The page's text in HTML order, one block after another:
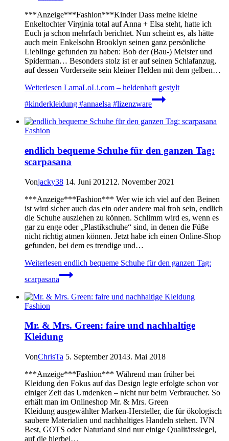
***Anzeige***Fashion***Kinder Dass meine kleine
Enkeltochter Virginia total auf Anna + Elsa steht, hatte ich
Euch ja schon mehrfach berichtet. Nun scheint es, als hätte
auch mein Enkelsohn Brooklyn seinen ganz persönliche
Lieblinge gefunden zu haben: Bob der (Bau-) Meister und
Spiderman… Besonders stolz ist er auf seinen Schlafanzug,
auf dessen Vorderseite sein kleiner Helden mit dem gelben…
Weiterlesen LamaLoLi.com – heldenhaft gestylt
#kinderkleidung #annaelsa #lizenzware
Fashion
endlich bequeme Schuhe für den ganzen Tag:
scarpasana
Vonjacky38 14. Juni 201212. November 2021
***Anzeige***Fashion*** Wer wie ich viel auf den Beinen
ist wird sicher auch das ein oder andere mal froh sein, endlich
die Schuhe ausziehen zu können. Schlimm wird es, wenn es
gar zu enge oder „Plastikschuhe“ sind, in denen die Füße
nicht richtig atmen können. Jetzt habe ich einen Online-Shop
gefunden, bei dem es trendige und…
Weiterlesen endlich bequeme Schuhe für den ganzen Tag:
scarpasana
Fashion
Mr. & Mrs. Green: faire und nachhaltige
Kleidung
VonChrisTa 5. September 20143. Mai 2018
***Anzeige***Fashion*** Während man früher bei
Kleidung den Fokus auf das Design legte erfolgte schon vor
einiger Zeit das Umdenken – nicht nur beim Verbraucher. So
erhält man im Onlineshop Mr. & Mrs. Green
Kleidung ausgewählter Marken-Hersteller, die für ökologisch
saubere Materialien und nachhaltiges Handeln stehen. IVN
Best, GOTS oder Naturland sind nur einige Qualitätssiegel,
auf die hierbei…